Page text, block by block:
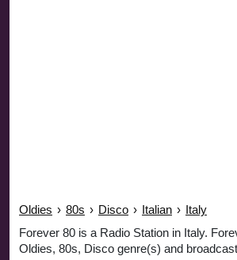
Oldies › 80s › Disco › Italian › Italy
Forever 80 is a Radio Station in Italy.
Oldies, 80s, Disco genre(s) and